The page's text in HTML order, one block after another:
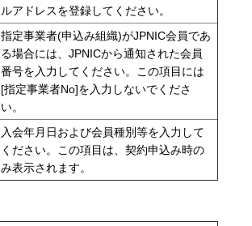
ルアドレスを登録してください。
指定事業者(申込み組織)がJPNIC会員であ
る場合には、JPNICから通知された会員
番号を入力してください。この項目には
[指定事業者No]を入力しないでくださ
い。
入会年月日および会員種別等を入力して
ください。この項目は、契約申込み時の
み表示されます。